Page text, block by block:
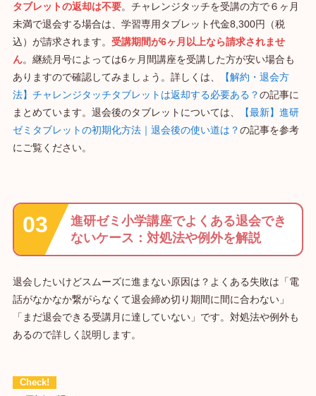
タブレットの返却は不要。チャレンジタッチを受講の方で６ヶ月
未満で退会する場合は、学習専用タブレット代金8,300円（税
込）が請求されます。 受講期間が6ヶ月以上なら請求されませ
ん。継続月号によっては6ヶ月間講座を受講した方が安い場合も
ありますので確認してみましょう。詳しくは、
【解約・退会方
法】チャレンジタッチタブレットは返却する必要ある？の記事に
まとめています。退会後のタブレットについては、
【最新】進研
ゼミタブレットの初期化方法｜退会後の使い道は？の記事を参考
にご覧ください。
進研ゼミ小学講座でよくある退会でき
ないケース：対処法や例外を解説
退会したいけどスムーズに進まない原因は？よくある失敗は「電
話がなかなか繋がらなくて退会締め切り期間に間に合わない」
「まだ退会できる受講月に達していない」です。対処法や例外も
あるので詳しく説明します。